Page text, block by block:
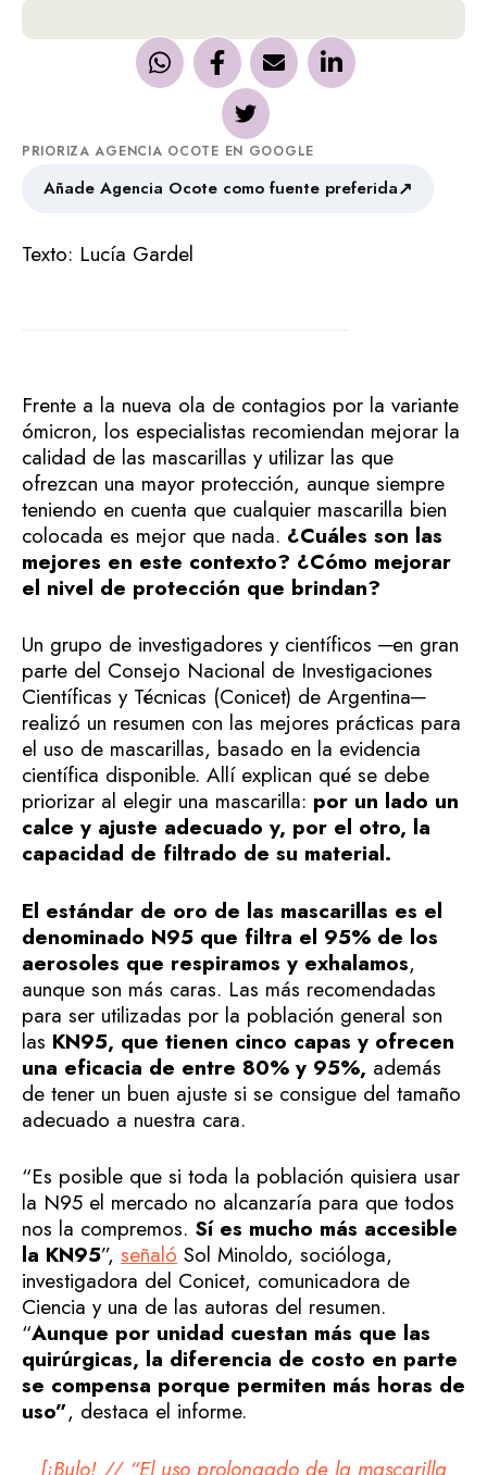
PRIORIZA AGENCIA OCOTE EN GOOGLE
Añade Agencia Ocote como fuente preferida↗
Texto: Lucía Gardel
Frente a la nueva ola de contagios por la variante
ómicron, los especialistas recomiendan mejorar la
calidad de las mascarillas y utilizar las que
ofrezcan una mayor protección, aunque siempre
teniendo en cuenta que cualquier mascarilla bien
colocada es mejor que nada. ¿Cuáles son las
mejores en este contexto? ¿Cómo mejorar
el nivel de protección que brindan?
Un grupo de investigadores y científicos ─en gran
parte del Consejo Nacional de Investigaciones
Científicas y Técnicas (Conicet) de Argentina─
realizó un resumen con las mejores prácticas para
el uso de mascarillas, basado en la evidencia
científica disponible. Allí explican qué se debe
priorizar al elegir una mascarilla: por un lado un
calce y ajuste adecuado y, por el otro, la
capacidad de filtrado de su material.
El estándar de oro de las mascarillas es el
denominado N95 que filtra el 95% de los
aerosoles que respiramos y exhalamos,
aunque son más caras. Las más recomendadas
para ser utilizadas por la población general son
las KN95, que tienen cinco capas y ofrecen
una eficacia de entre 80% y 95%, además
de tener un buen ajuste si se consigue del tamaño
adecuado a nuestra cara.
“Es posible que si toda la población quisiera usar
la N95 el mercado no alcanzaría para que todos
nos la compremos. Sí es mucho más accesible
la KN95”, señaló Sol Minoldo, socióloga,
investigadora del Conicet, comunicadora de
Ciencia y una de las autoras del resumen.
“Aunque por unidad cuestan más que las
quirúrgicas, la diferencia de costo en parte
se compensa porque permiten más horas de
uso”, destaca el informe.
[¡Bulo! // “El uso prolongado de la mascarilla